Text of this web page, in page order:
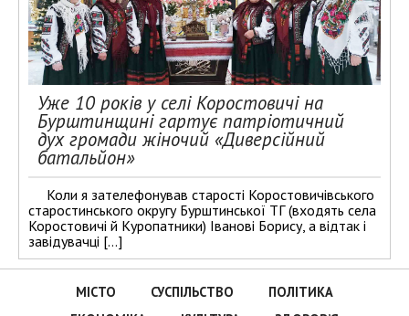
Уже 10 років у селі Коростовичі на
Бурштинщині гартує патріотичний
дух громади жіночий «Диверсійний
батальйон»
Коли я зателефонував старості Коростовичівського
старостинського округу Бурштинської ТГ (входять села
Коростовичі й Куропатники) Іванові Борису, а відтак і
завідувачці […]
МІСТО СУСПІЛЬСТВО
ПОЛІТИКА